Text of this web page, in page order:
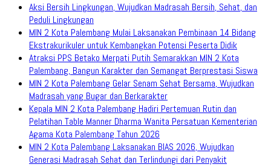
Aksi Bersih Lingkungan, Wujudkan Madrasah Bersih, Sehat, dan
Peduli Lingkungan
MIN 2 Kota Palembang Mulai Laksanakan Pembinaan 14 Bidang
Ekstrakurikuler untuk Kembangkan Potensi Peserta Didik
Atraksi PPS Betako Merpati Putih Semarakkan MIN 2 Kota
Palembang, Bangun Karakter dan Semangat Berprestasi Siswa
MIN 2 Kota Palembang Gelar Senam Sehat Bersama, Wujudkan
Madrasah yang Bugar dan Berkarakter
Kepala MIN 2 Kota Palembang Hadiri Pertemuan Rutin dan
Pelatihan Table Manner Dharma Wanita Persatuan Kementerian
Agama Kota Palembang Tahun 2026
MIN 2 Kota Palembang Laksanakan BIAS 2026, Wujudkan
Generasi Madrasah Sehat dan Terlindungi dari Penyakit